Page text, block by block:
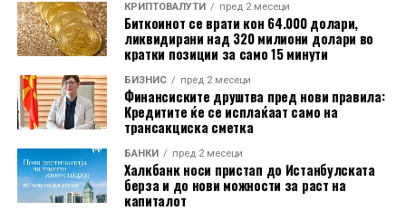
КРИПТОВАЛУТИ пред 2 месеци
Биткоинот се врати кон 64.000 долари,
ликвидирани над 320 милиони долари во
кратки позиции за само 15 минути
БИЗНИС пред 2 месеци
Финансиските друштва пред нови правила:
Кредитите ќе се исплаќаат само на
трансакциска сметка
БАНКИ пред 2 месеци
Халкбанк носи пристап до Истанбулската
берза и до нови можности за раст на
капиталот